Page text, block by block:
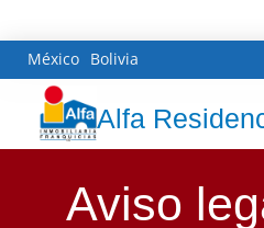
México Bolivia
Alfa
Aviso